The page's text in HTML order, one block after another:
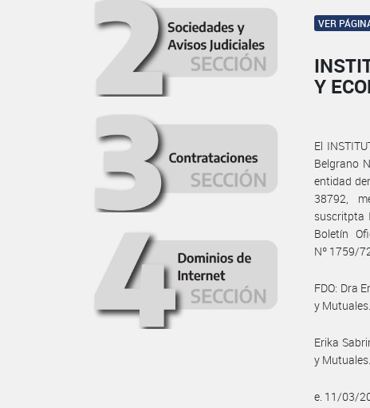
VER
Y
El
Belgrano
entidad
38792,
suscritpta
Boletín
Nº 1759/
FDO: Dra
y Mutuales.
Erika
y Mutuales.
e. 11/03/